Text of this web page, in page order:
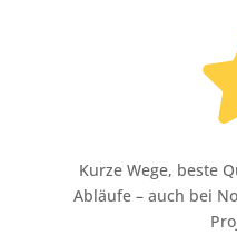
Kurze Wege, beste
Abläufe – auch bei